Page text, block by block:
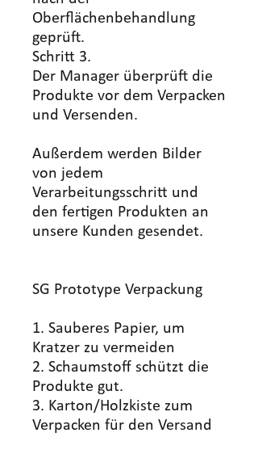
Oberflächenbehandlung
geprüft.
Schritt 3.
Der Manager überprüft die
Produkte vor dem Verpacken
und Versenden.
Außerdem werden Bilder
von jedem
Verarbeitungsschritt und
den fertigen Produkten an
unsere Kunden gesendet.
SG Prototype Verpackung
1. Sauberes Papier, um
Kratzer zu vermeiden
2. Schaumstoff schützt die
Produkte gut.
3. Karton/Holzkiste zum
Verpacken für den Versand